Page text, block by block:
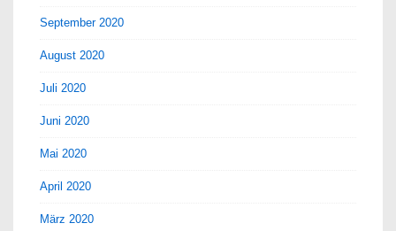
September 2020
August 2020
Juli 2020
Juni 2020
Mai 2020
April 2020
März 2020